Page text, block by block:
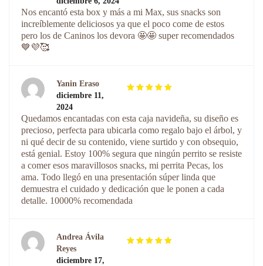
5
Nos encantó esta box y más a mi Max, sus snacks son
increíblemente deliciosos ya que el poco come de estos
pero los de Caninos los devora 🤩🤩 super recomendados
💙💜🥰
5
Yanin Eraso
diciembre 11,
2024
Quedamos encantadas con esta caja navideña, su diseño es
precioso, perfecta para ubicarla como regalo bajo el árbol, y
ni qué decir de su contenido, viene surtido y con obsequio,
está genial. Estoy 100% segura que ningún perrito se resiste
a comer esos maravillosos snacks, mi perrita Pecas, los
ama. Todo llegó en una presentación súper linda que
demuestra el cuidado y dedicación que le ponen a cada
detalle. 10000% recomendada
Andrea Ávila
Reyes
diciembre 17,